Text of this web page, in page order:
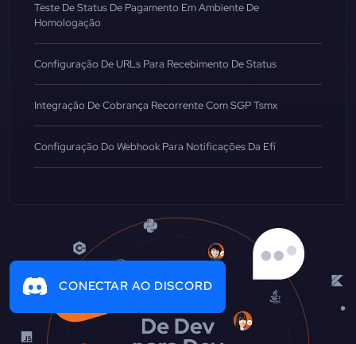
Teste De Status De Pagamento Em Ambiente De
Homologação
Configuração De URLs Para Recebimento De Status
Integração De Cobrança Recorrente Com SGP Tsmx
Configuração Do Webhook Para Notificações Da Efí
CONECTAR AO DISCORD